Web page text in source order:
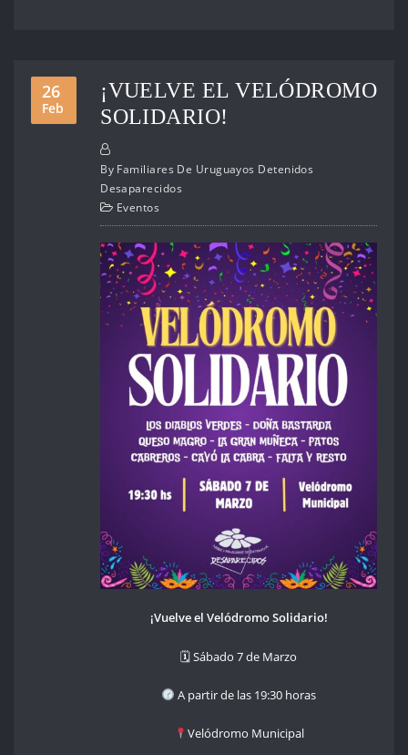
26
Feb
¡VUELVE EL VELÓDROMO
SOLIDARIO!
By Familiares De Uruguayos Detenidos
Desaparecidos
Eventos
¡Vuelve el Velódromo Solidario!
🗓 Sábado 7 de Marzo
A partir de las 19:30 horas
Velódromo Municipal